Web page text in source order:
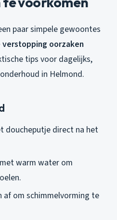
paar simpele gewoontes
verstopping oorzaken
tips voor dagelijks,
in Helmond.
doucheputje direct na het
warm water om
af om schimmelvorming te